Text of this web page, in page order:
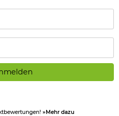
»Mehr dazu